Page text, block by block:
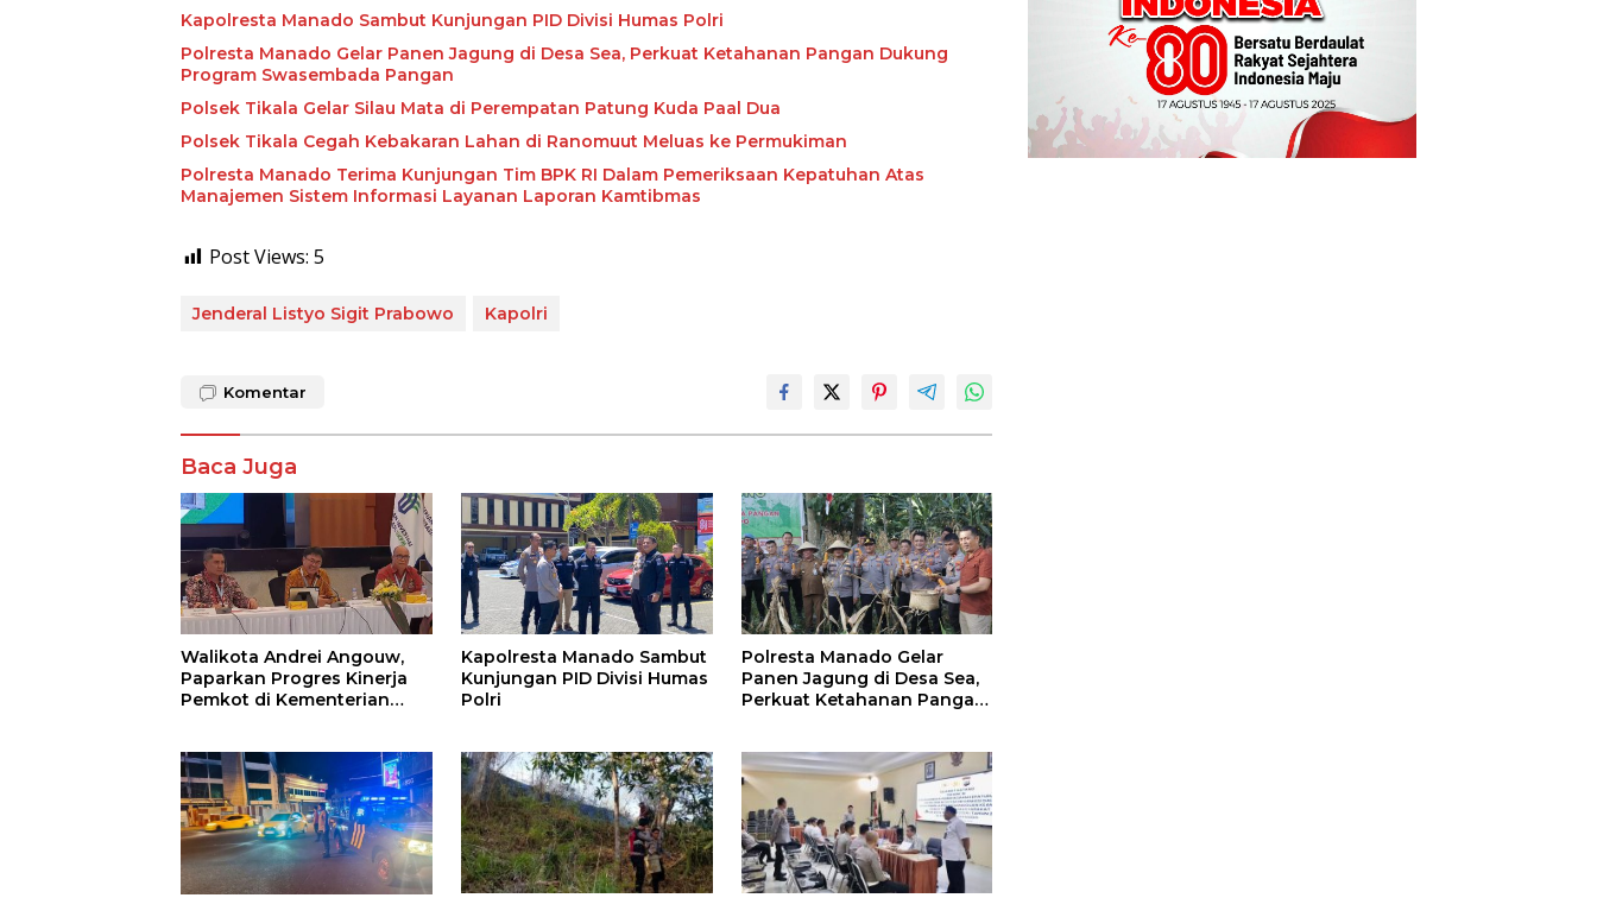
Kapolresta Manado Sambut Kunjungan PID Divisi Humas Polri
Polresta Manado Gelar Panen Jagung di Desa Sea, Perkuat Ketahanan Pangan Dukung
Program Swasembada Pangan
Polsek Tikala Gelar Silau Mata di Perempatan Patung Kuda Paal Dua
Polsek Tikala Cegah Kebakaran Lahan di Ranomuut Meluas ke Permukiman
Polresta Manado Terima Kunjungan Tim BPK RI Dalam Pemeriksaan Kepatuhan Atas
Manajemen Sistem Informasi Layanan Laporan Kamtibmas
Post Views: 5
Jenderal Listyo Sigit Prabowo Kapolri
Komentar
Baca Juga
Walikota Andrei Angouw,
Paparkan Progres Kinerja
Pemkot di Kementerian
Kapolresta Manado Sambut
Kunjungan PID Divisi Humas
Polri
Polresta Manado Gelar
Panen Jagung di Desa Sea,
Perkuat Ketahanan Pangan